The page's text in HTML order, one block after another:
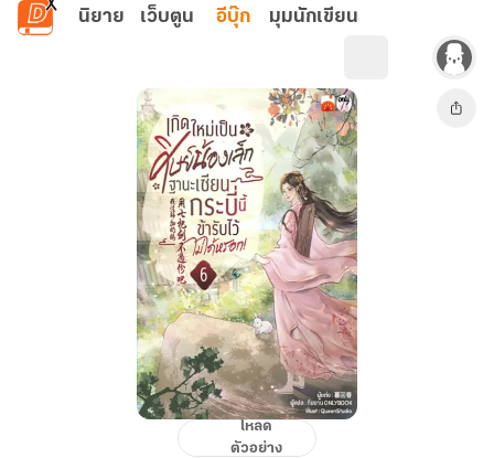
ข้ามไปยังเนื้อหาหลัก
นิยาย เว็บตูน อีบุ๊ก มุมนักเขียน
โหลด
ตัวอย่าง